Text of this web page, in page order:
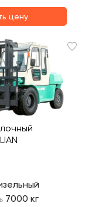
цену
7000 кг